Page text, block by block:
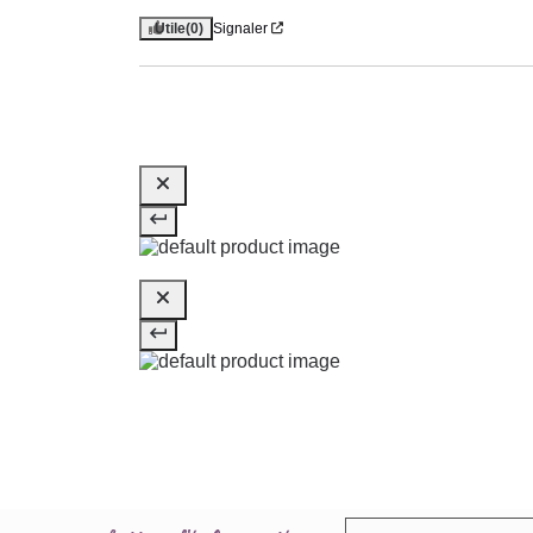
Utile(0) Signaler